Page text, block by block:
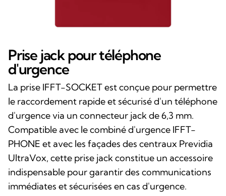
Prise jack pour téléphone
d'urgence
La prise IFFT-SOCKET est conçue pour permettre
le raccordement rapide et sécurisé d'un téléphone
d'urgence via un connecteur jack de 6,3 mm.
Compatible avec le combiné d'urgence IFFT-
PHONE et avec les façades des centraux Previdia
UltraVox, cette prise jack constitue un accessoire
indispensable pour garantir des communications
immédiates et sécurisées en cas d'urgence.